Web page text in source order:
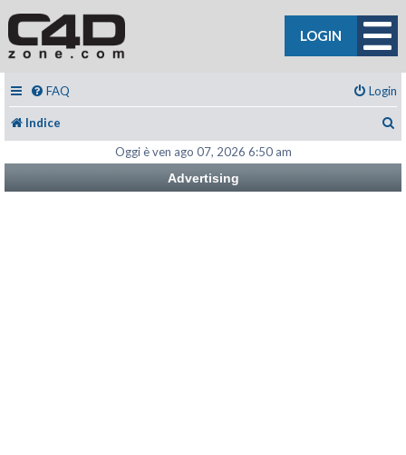
LOGIN
FAQ Login
Indice
Oggi è ven ago 07, 2026 6:50 am
Advertising